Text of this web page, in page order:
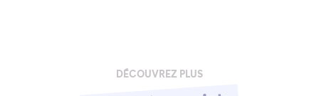
DÉCOUVREZ PLUS